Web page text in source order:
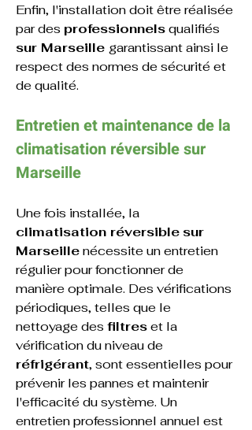
Enfin, l'installation doit être réalisée
par des professionnels qualifiés
sur Marseille garantissant ainsi le
respect des normes de sécurité et
de qualité.
Entretien et maintenance de la
climatisation réversible sur
Marseille
Une fois installée, la
climatisation réversible sur
Marseille nécessite un entretien
régulier pour fonctionner de
manière optimale. Des vérifications
périodiques, telles que le
nettoyage des filtres et la
vérification du niveau de
réfrigérant, sont essentielles pour
prévenir les pannes et maintenir
l'efficacité du système. Un
entretien professionnel annuel est